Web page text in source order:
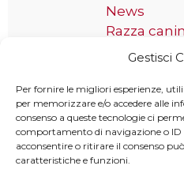
Gestisci
Per fornire le migliori esperienze,
per memorizzare e/o accedere alle
consenso a queste tecnologie ci
comportamento di navigazione o ID
acconsentire o ritirare il consenso
caratteristiche e funzioni.
News
Razza
Taglia grande